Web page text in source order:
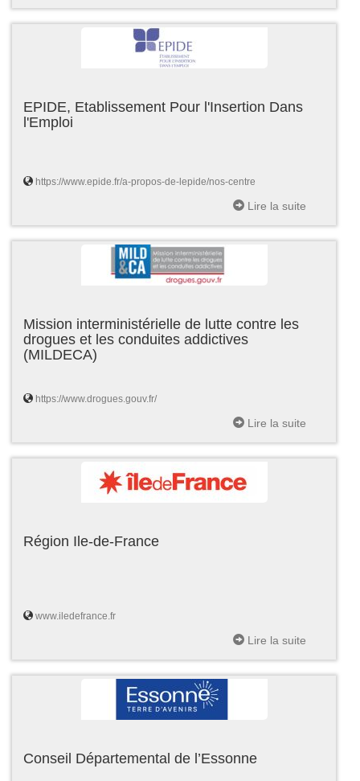
EPIDE, Etablissement Pour l'Insertion Dans
l'Emploi
https://www.epide.fr/a-propos-de-lepide/nos-centre
Lire la suite
Mission interministérielle de lutte contre les
drogues et les conduites addictives
(MILDECA)
https://www.drogues.gouv.fr/
Lire la suite
Région Ile-de-France
www.iledefrance.fr
Lire la suite
Conseil Départemental de l’Essonne